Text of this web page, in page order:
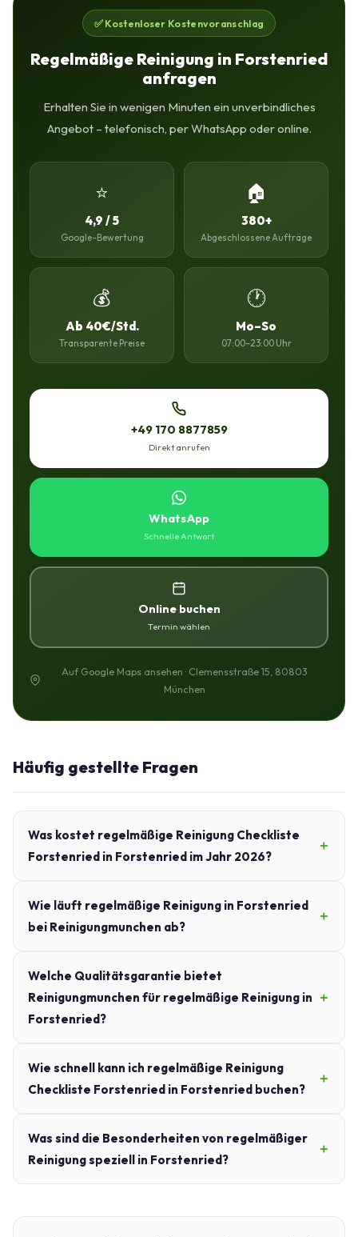
✅ Kostenloser Kostenvoranschlag
Regelmäßige Reinigung in Forstenried
anfragen
Erhalten Sie in wenigen Minuten ein unverbindliches
Angebot – telefonisch, per WhatsApp oder online.
⭐
4,9 / 5
Google-Bewertung
🏠
380+
Abgeschlossene Aufträge
💰
Ab 40€/Std.
Transparente Preise
🕐
Mo–So
07:00–23:00 Uhr
+49 170 8877859
Direkt anrufen
WhatsApp
Schnelle Antwort
Online buchen
Termin wählen
Auf Google Maps ansehen · Clemensstraße 15, 80803
München
Häufig gestellte Fragen
Was kostet regelmäßige Reinigung Checkliste
Forstenried in Forstenried im Jahr 2026?
Wie läuft regelmäßige Reinigung in Forstenried
bei Reinigungmunchen ab?
Welche Qualitätsgarantie bietet
Reinigungmunchen für regelmäßige Reinigung in
Forstenried?
Wie schnell kann ich regelmäßige Reinigung
Checkliste Forstenried in Forstenried buchen?
Was sind die Besonderheiten von regelmäßiger
Reinigung speziell in Forstenried?